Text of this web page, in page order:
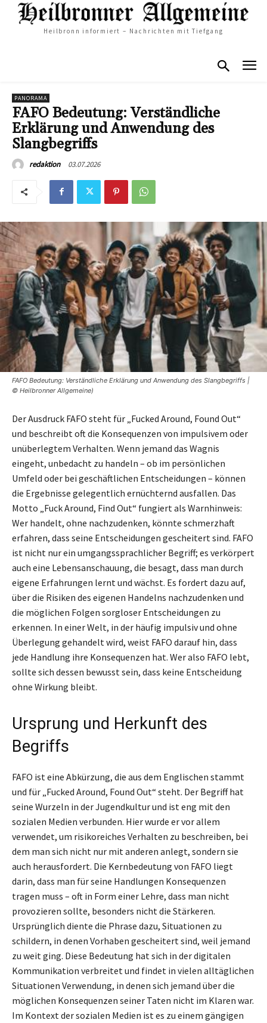
Heilbronn informiert – Nachrichten mit Tiefgang
PANORAMA
FAFO Bedeutung: Verständliche
Erklärung und Anwendung des
Slangbegriffs
redaktion 03.07.2026
FAFO Bedeutung: Verständliche Erklärung und Anwendung des Slangbegriffs |
© Heilbronner Allgemeine)
Der Ausdruck FAFO steht für „Fucked Around, Found Out“
und beschreibt oft die Konsequenzen von impulsivem oder
unüberlegtem Verhalten. Wenn jemand das Wagnis
eingeht, unbedacht zu handeln – ob im persönlichen
Umfeld oder bei geschäftlichen Entscheidungen – können
die Ergebnisse gelegentlich ernüchternd ausfallen. Das
Motto „Fuck Around, Find Out“ fungiert als Warnhinweis:
Wer handelt, ohne nachzudenken, könnte schmerzhaft
erfahren, dass seine Entscheidungen gescheitert sind. FAFO
ist nicht nur ein umgangssprachlicher Begriff; es verkörpert
auch eine Lebensanschauung, die besagt, dass man durch
eigene Erfahrungen lernt und wächst. Es fordert dazu auf,
über die Risiken des eigenen Handelns nachzudenken und
die möglichen Folgen sorgloser Entscheidungen zu
erkennen. In einer Welt, in der häufig impulsiv und ohne
Überlegung gehandelt wird, weist FAFO darauf hin, dass
jede Handlung ihre Konsequenzen hat. Wer also FAFO lebt,
sollte sich dessen bewusst sein, dass keine Entscheidung
ohne Wirkung bleibt.
Ursprung und Herkunft des
Begriffs
FAFO ist eine Abkürzung, die aus dem Englischen stammt
und für „Fucked Around, Found Out“ steht. Der Begriff hat
seine Wurzeln in der Jugendkultur und ist eng mit den
sozialen Medien verbunden. Hier wurde er vor allem
verwendet, um risikoreiches Verhalten zu beschreiben, bei
dem man sich nicht nur mit anderen anlegt, sondern sie
auch herausfordert. Die Kernbedeutung von FAFO liegt
darin, dass man für seine Handlungen Konsequenzen
tragen muss – oft in Form einer Lehre, dass man nicht
provozieren sollte, besonders nicht die Stärkeren.
Ursprünglich diente die Phrase dazu, Situationen zu
schildern, in denen Vorhaben gescheitert sind, weil jemand
zu weit ging. Diese Bedeutung hat sich in der digitalen
Kommunikation verbreitet und findet in vielen alltäglichen
Situationen Verwendung, in denen sich jemand über die
möglichen Konsequenzen seiner Taten nicht im Klaren war.
Im Kontext der sozialen Medien ist es zu einem gängigen